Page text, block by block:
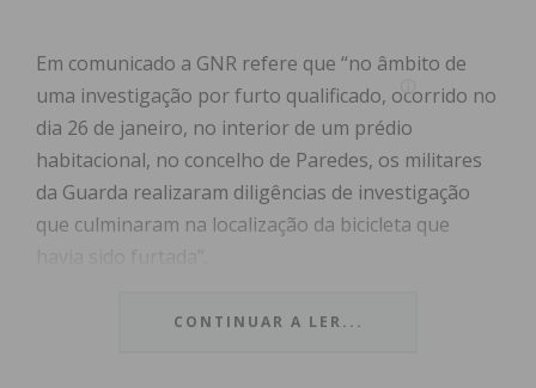
Em comunicado a GNR refere que “no âmbito de
uma investigação por furto qualificado, ocorrido no
dia 26 de janeiro, no interior de um prédio
habitacional, no concelho de Paredes, os militares
da Guarda realizaram diligências de investigação
que culminaram na localização da bicicleta que
No decorrer da ação, apurou-se que a bicicleta
CONTINUAR A LER...